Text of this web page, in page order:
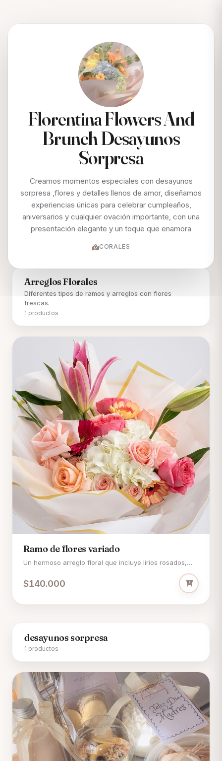
Florentina Flowers And
Brunch Desayunos
Sorpresa
Creamos momentos especiales con desayunos
sorpresa ,flores y detalles llenos de amor, diseñamos
experiencias únicas para celebrar cumpleaños,
aniversarios y cualquier ovación importante, con una
presentación elegante y un toque que enamora
CORALES
Arreglos Florales
Diferentes tipos de ramos y arreglos con flores
frescas.
1 productos
Ramo de flores variado
Un hermoso arreglo floral que incluye lirios rosados,
rosas en tonos pastel y fucsia, hortensias blancas y
gerberas, envuelto en papel decorativo blanco con
$140.000
desayunos sorpresa
1 productos